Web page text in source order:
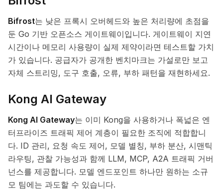
Bifrost는 낮은 프록시 오버헤드와 높은 처리량에 초점을
둔 Go 기반 오픈소스 게이트웨이입니다. 게이트웨이 지연
시간이나 메모리 사용량이 실제 제약이라면 테스트할 가치
가 있습니다. 공급자가 공개한 벤치마크는 가설로만 보고
자체 스트리밍, 도구 호출, 오류, 부하 패턴을 재현하세요.
Kong AI Gateway
Kong AI Gateway는 이미 Kong을 사용하거나 폭넓은 엔
터프라이즈 트래픽 제어 계층이 필요한 조직에 적합합니
다. ID 관리, 요청 속도 제어, 모델 별칭, 부하 분산, 시맨틱
라우팅, 관찰 가능성과 함께 LLM, MCP, A2A 트래픽 거버
넌스를 제공합니다. 모델 엔드포인트 하나만 원하는 소규
모 팀에는 과도할 수 있습니다.